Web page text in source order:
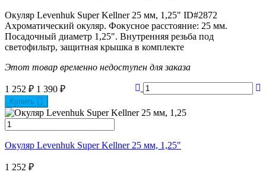
Окуляр Levenhuk Super Kellner 25 мм, 1,25" ID#2872
Ахроматический окуляр. Фокусное расстояние: 25 мм.
Посадочный диаметр 1,25". Внутренняя резьба под
светофильтр, защитная крышка в комплекте
Этот товар временно недоступен для заказа
1 252 ₽ 1 390 ₽
Купить
Окуляр Levenhuk Super Kellner 25 мм, 1,25"
1 252 ₽